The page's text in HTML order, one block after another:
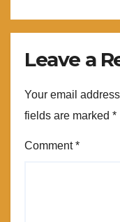
Leave a
Your email
fields are marked *
Comment*